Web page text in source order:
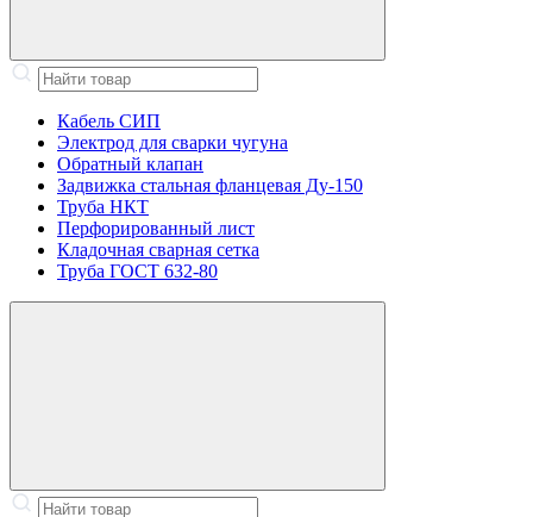
Кабель СИП
Электрод для сварки чугуна
Обратный клапан
Задвижка стальная фланцевая Ду-150
Труба НКТ
Перфорированный лист
Кладочная сварная сетка
Труба ГОСТ 632-80